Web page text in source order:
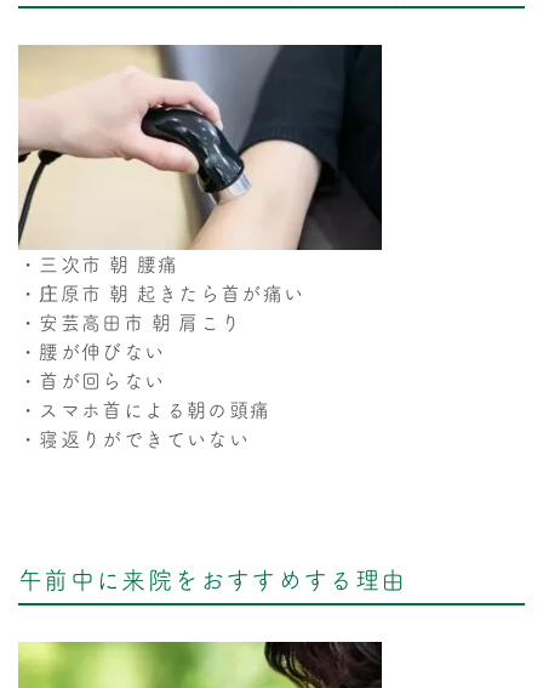
・三次市 朝 腰痛
・庄原市 朝 起きたら首が痛い
・安芸高田市 朝 肩こり
・腰が伸びない
・首が回らない
・スマホ首による朝の頭痛
・寝返りができていない
午前中に来院をおすすめする理由